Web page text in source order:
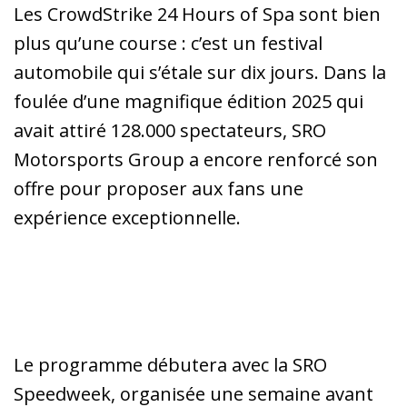
Les CrowdStrike 24 Hours of Spa sont bien
plus qu’une course : c’est un festival
automobile qui s’étale sur dix jours. Dans la
foulée d’une magnifique édition 2025 qui
avait attiré 128.000 spectateurs, SRO
Motorsports Group a encore renforcé son
offre pour proposer aux fans une
expérience exceptionnelle.
Le programme débutera avec la SRO
Speedweek, organisée une semaine avant